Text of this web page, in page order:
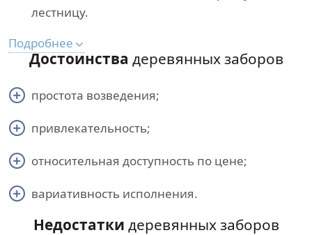
лестницу.
Подробнее
Достоинства деревянных заборов
простота возведения;
привлекательность;
относительная доступность по цене;
вариативность исполнения.
Недостатки деревянных заборов